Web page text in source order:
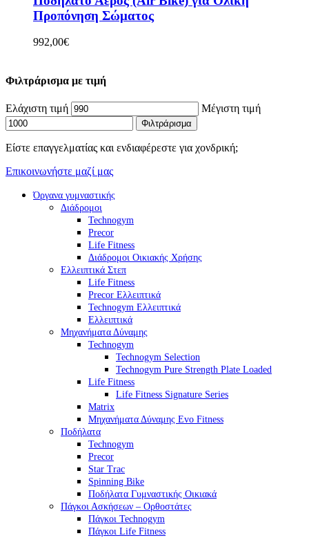
Προπόνηση Σώματος
992,00€
Φιλτράρισμα με τιμή
Ελάχιστη τιμή Μέγιστη τιμή
Φιλτράρισμα
Είστε επαγγελματίας και ενδιαφέρεστε για χονδρική;
Επικοινωνήστε μαζί μας
Όργανα γυμναστικής
Διάδρομοι
Technogym
Precor
Life Fitness
Διάδρομοι Οικιακής Χρήσης
Ελλειπτικά Στεπ
Life Fitness
Precor Ελλειπτικά
Technogym Ελλειπτικά
Ελλειπτικά
Μηχανήματα Δύναμης
Technogym
Technogym Selection
Technogym Pure Strength Plate Loaded
Life Fitness
Life Fitness Signature Series
Matrix
Μηχανήματα Δύναμης Evo Fitness
Ποδήλατα
Technogym
Precor
Star Trac
Spinning Bike
Ποδήλατα Γυμναστικής Οικιακά
Πάγκοι Ασκήσεων – Ορθοστάτες
Πάγκοι Technogym
Πάγκοι Life Fitness